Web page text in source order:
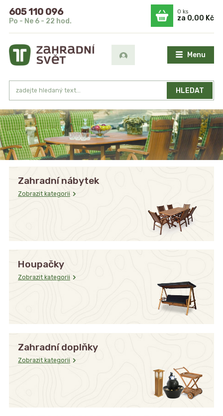
Menu
HLEDAT
605 110 096
Po - Ne 6 - 22 hod.
0ks
za 0,00 Kč
Zahradní nábytek
Zobrazit kategorii
Houpačky
Zobrazit kategorii
Zahradní doplňky
Zobrazit kategorii